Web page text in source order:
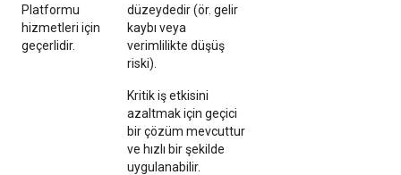
Platformu
hizmetleri için
geçerlidir.
düzeydedir (ör. gelir
kaybı veya
verimlilikte düşüş
riski).
Kritik iş etkisini
azaltmak için geçici
bir çözüm mevcuttur
ve hızlı bir şekilde
uygulanabilir.